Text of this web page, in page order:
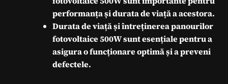
performanța și durata de viață a acestora.
Durata de viață și întreținerea panourilor
fotovoltaice 500W sunt esențiale pentru a
asigura o funcționare optimă și a preveni
defectele.